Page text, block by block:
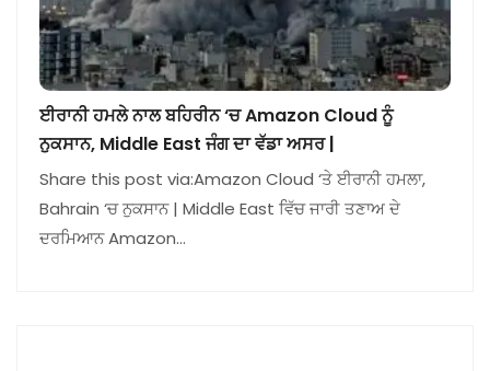
ਈਰਾਨੀ ਹਮਲੇ ਨਾਲ ਬਹਿਰੀਨ ‘ਚ Amazon Cloud ਨੂੰ
ਨੁਕਸਾਨ, Middle East ਜੰਗ ਦਾ ਵੱਡਾ ਅਸਰ |
Share this post via:Amazon Cloud ‘ਤੇ ਈਰਾਨੀ ਹਮਲਾ,
Bahrain ‘ਚ ਨੁਕਸਾਨ | Middle East ਵਿੱਚ ਜਾਰੀ ਤਣਾਅ ਦੇ
ਦਰਮਿਆਨ Amazon…